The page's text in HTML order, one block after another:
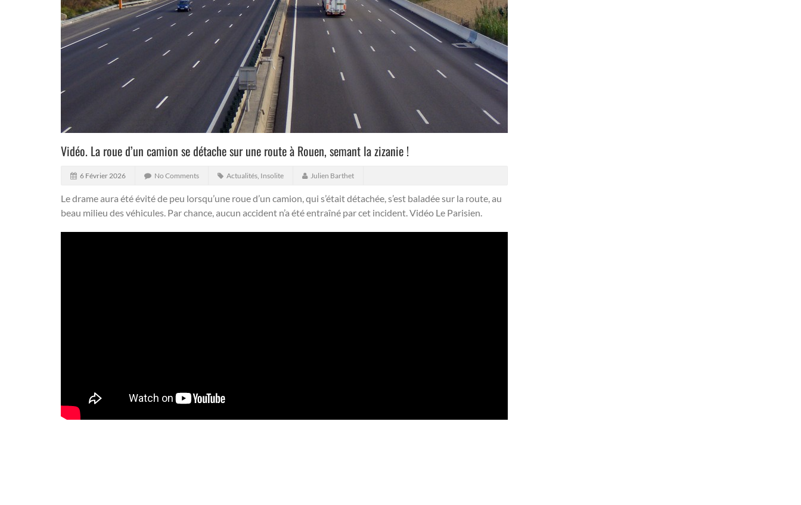
Vidéo. La roue d’un camion se détache sur une route à Rouen, semant la zizanie !
6 Février 2026 No Comments Actualités, Insolite Julien Barthet
Le drame aura été évité de peu lorsqu’une roue d’un camion, qui s’était détachée, s’est baladée sur la route, au
beau milieu des véhicules. Par chance, aucun accident n’a été entraîné par cet incident.Vidéo Le Parisien.